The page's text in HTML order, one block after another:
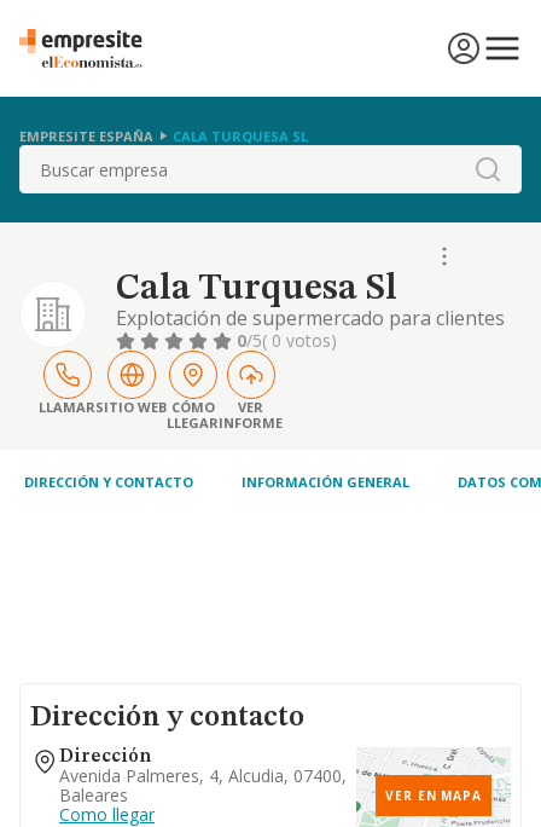
EMPRESITE ESPAÑA CALA TURQUESA SL
Buscar
Cala Turquesa Sl
Explotación de supermercado para clientes
turísticos.
0/5( 0 votos)
LLAMARSITIO WEB CÓMO
LLEGAR
VER
INFORME
DIRECCIÓN Y CONTACTO INFORMACIÓN GENERAL DATOS
Dirección y contacto
Dirección
Avenida Palmeres, 4, Alcudia, 07400,
Baleares
Como llegar
VER EN MAPA